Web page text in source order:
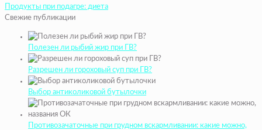
Продукты при подагре: диета
Свежие публикации
Полезен ли рыбий жир при ГВ?
Разрешен ли гороховый суп при ГВ?
Выбор антиколиковой бутылочки
Противозачаточные при грудном вскармливании: какие можно,